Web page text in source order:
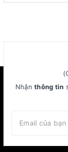
Nhậnthông tin